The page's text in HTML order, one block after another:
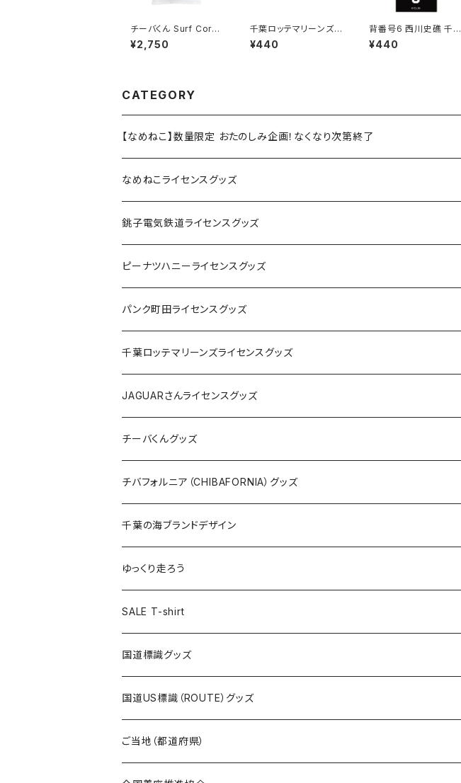
チーバくん Surf Cors
t：Tシャツ（White）
¥2,750
千葉ロッテマリーンズス
テッカー9
¥440
背番号6 西川史礁 千葉
ロッテマリーンズ 選手
ステッカー（ブラックB)
¥440
CATEGORY
【なめねこ】数量限定 おたのしみ企画！なくなり次第終了
なめねこライセンスグッズ
Tシャツ
キャップ
ステッカー
缶バッジ
ホテルキーホルダー
銚子電気鉄道ライセンスグッズ
ステッカー
缶バッジ
アクリルキーホルダー
ホテルキーホルダー
クリアファイル
Tシャツ
キャップ
トートバッグ
ランチバッグ
エコバッグ
ピーナツハニーライセンスグッズ
Tシャツ
キャップ
バッグ
ステッカー
缶バッジ
キーホルダー
クリアファイル
パンク町田ライセンスグッズ
Tシャツ
キャップ
バッグ
ステッカー
缶バッジ
キーホルダー
クリアファイル
千葉ロッテマリーンズライセンスグッズ
ステッカー
ステッカー
ステッカー大
缶バッジ
缶バッジ32mm
缶バッジ54mm
エコバッグ
JAGUARさんコラボグッズ
Tシャツ
ステッカー
サコッシュ
ホテルキーホルダー
モーテルキーホルダー
トートバッグ
JAGUARさんライセンスグッズ
Tシャツ
ステッカー
缶バッジ
クリアファイル
マスク
エコバッグ
千葉ロッテマリーンズコラボ
チーバくんグッズ
Tシャツ
キャップ
エコバッグ
ステッカー
モーテルキーホルダー
ホテルキーホルダー
トートバッグ
チバフォルニア（CHIBAFORNIA）グッズ
Tシャツ
キャップ
ステッカー
ホテルキーホルダー
千葉の海ブランドデザイン
Tシャツ
キャップ
ステッカー
ゆっくり走ろう
Tシャツ
ステッカー
ホテルキーホルダー
SALE T-shirt
国道標識グッズ
ステッカー
国道0～99号線
国道100～199号線
Tシャツ
国道US標識（ROUTE）グッズ
ステッカー
ご当地（都道府県）